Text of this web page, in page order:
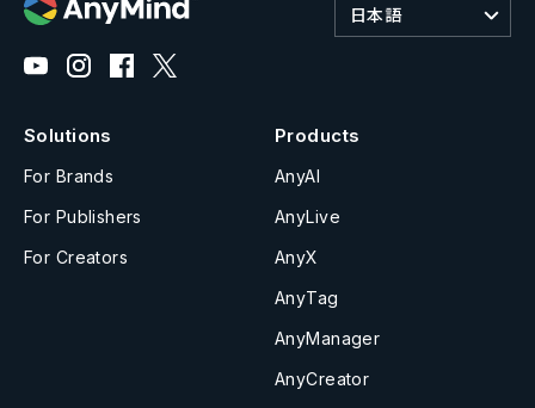
日本語
Solutions
For Brands
For Publishers
For Creators
Products
AnyAI
AnyLive
AnyX
AnyTag
AnyManager
AnyCreator